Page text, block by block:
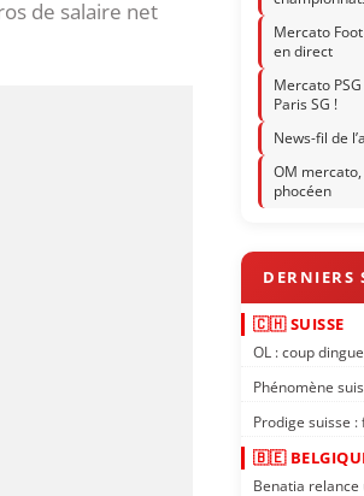
de salaire net
Mercato
en direct
Mercato
Paris SG !
News-fil de
OM
phocéen
🇨🇭 SUISSE
OL : coup
Phénomène
Prodige suisse
🇧🇪
Benatia relance